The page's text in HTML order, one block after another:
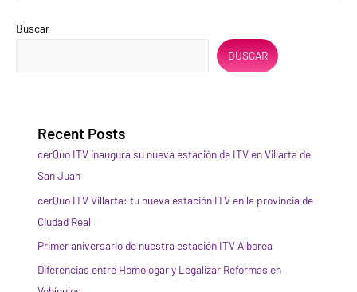
Buscar
BUSCAR
Recent Posts
cerQuo ITV inaugura su nueva estación de ITV en Villarta de
San Juan
cerQuo ITV Villarta: tu nueva estación ITV en la provincia de
Ciudad Real
Primer aniversario de nuestra estación ITV Alborea
Diferencias entre Homologar y Legalizar Reformas en